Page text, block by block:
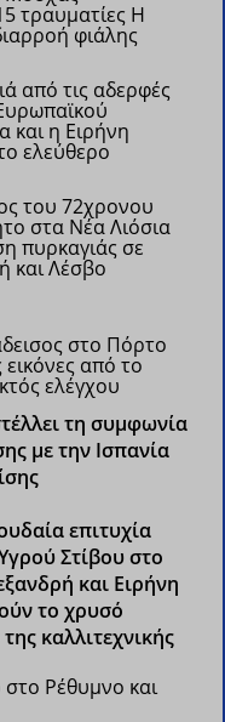
τραυματίες Η
φιάλης
από τις αδερφές
και η Ειρήνη
ελεύθερο
του 72χρονου
στα Νέα Λιόσια
πυρκαγιάς σε
και Λέσβο
στο Πόρτο
από το
ελέγχου
τη συμφωνία
με την Ισπανία
επιτυχία
Στίβου στο
και Ειρήνη
το χρυσό
καλλιτεχνικής
στο Ρέθυμνο και